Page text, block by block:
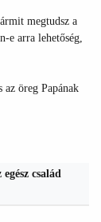
megtudsz a
e arra lehetőség,
az öreg Papának
család